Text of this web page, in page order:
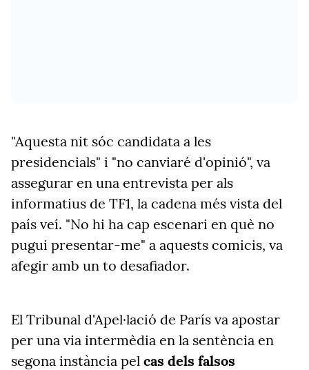
"Aquesta nit sóc candidata a les
presidencials" i "no canviaré d'opinió", va
assegurar en una entrevista per als
informatius de TF1, la cadena més vista del
país veí. "No hi ha cap escenari en què no
pugui presentar-me" a aquests comicis, va
afegir amb un to desafiador.
El Tribunal d'Apel·lació de París va apostar
per una via intermèdia en la sentència en
segona instància pel cas dels falsos